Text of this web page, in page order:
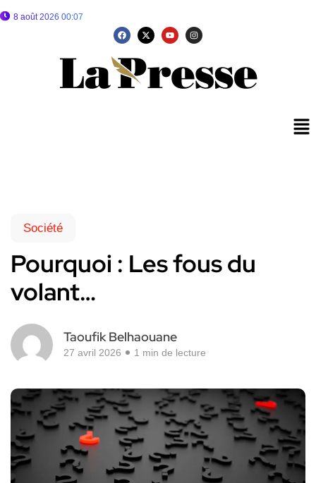
8 août 2026 00:07
Société
Pourquoi : Les fous du
volant…
Taoufik Belhaouane
27 avril 2026 1 min de lecture